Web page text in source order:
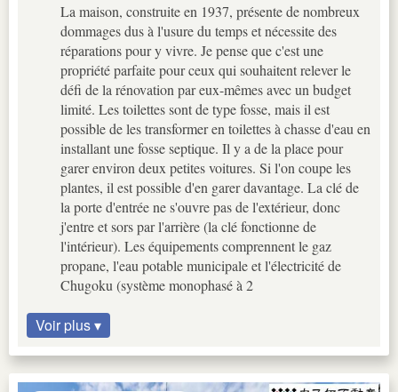
La maison, construite en 1937, présente de nombreux
dommages dus à l'usure du temps et nécessite des
réparations pour y vivre. Je pense que c'est une
propriété parfaite pour ceux qui souhaitent relever le
défi de la rénovation par eux-mêmes avec un budget
limité. Les toilettes sont de type fosse, mais il est
possible de les transformer en toilettes à chasse d'eau en
installant une fosse septique. Il y a de la place pour
garer environ deux petites voitures. Si l'on coupe les
plantes, il est possible d'en garer davantage. La clé de
la porte d'entrée ne s'ouvre pas de l'extérieur, donc
j'entre et sors par l'arrière (la clé fonctionne de
l'intérieur). Les équipements comprennent le gaz
propane, l'eau potable municipale et l'électricité de
Chugoku (système monophasé à 2
Voir plus ▾